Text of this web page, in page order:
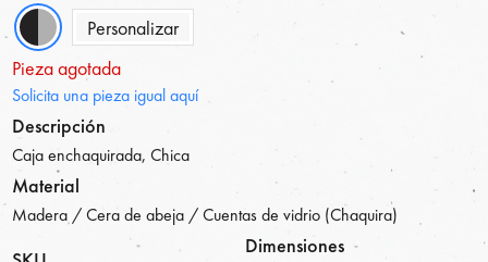
Personalizar
Pieza agotada
Solicita una pieza igual aquí
Descripción
Caja enchaquirada, Chica
Material
Madera / Cera de abeja / Cuentas de vidrio (Chaquira)
Dimensiones